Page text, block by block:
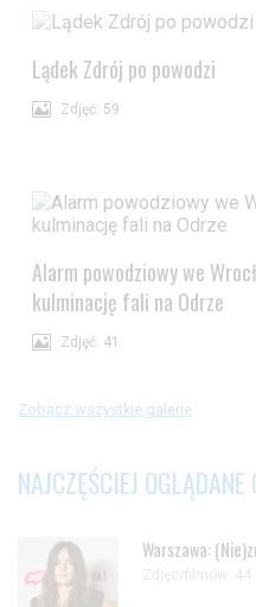
Jeżeli nie chcesz wyrazić
Wyrażam zgodę i
Lądek Zdrój po powodzi
Zdjęć: 59
Alarm powodziowy we
kulminację fali na Odrze
Zdjęć: 41
Zobacz wszystkie galerie
NAJCZĘŚCIEJ OGLĄDANE
Warszawa:
Zdjęc/filmów: 44